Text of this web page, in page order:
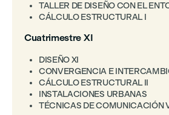
TALLER DE DISEÑO CON EL
CÁLCULO ESTRUCTURAL I
Cuatrimestre XI
DISEÑO XI
CONVERGENCIA E
CÁLCULO ESTRUCTURAL II
INSTALACIONES URBANAS
TÉCNICAS DE COMUNICACIÓN